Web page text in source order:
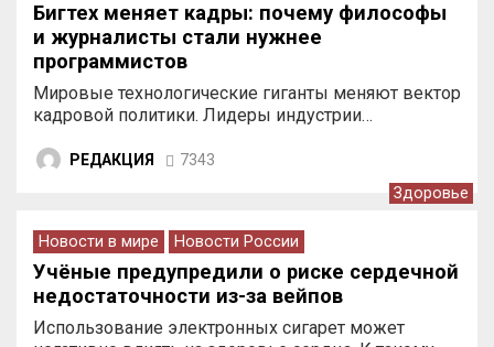
Бигтех меняет кадры: почему философы
и журналисты стали нужнее
программистов
Мировые технологические гиганты меняют вектор
кадровой политики. Лидеры индустрии…
РЕДАКЦИЯ 7343
Здоровье
Новости в мире Новости России
Учёные предупредили о риске сердечной
недостаточности из-за вейпов
Использование электронных сигарет может